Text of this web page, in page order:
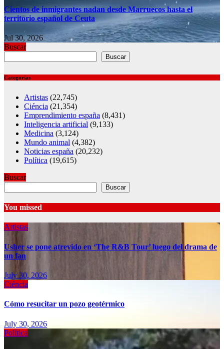
Cientos de inmigrantes nadan desde Marruecos hasta el
territorio español de Ceuta
Jul 30, 2026
Buscar
Buscar
Categorías
Artistas (22,745)
Ciéncia (21,354)
Emprendimiento españa (8,431)
Inteligencia artificial (9,133)
Medicina (3,124)
Mundo animal (4,382)
Noticias españa (20,232)
Política (19,615)
Buscar
Buscar
You missed
Artistas
Usher se pone atrevido en ‘The R&B Tour’ luego del drama de
un fan
July 30, 2026
Ciéncia
Cómo resucitar un pozo geotérmico
July 30, 2026
Política